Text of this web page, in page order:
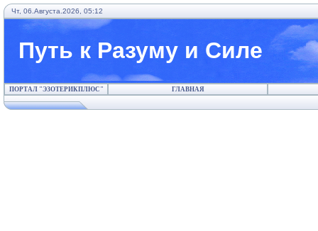
Чт, 06.Августа.2026, 05:12
Путь к Разуму и Силе
ПОРТАЛ "ЭЗОТЕРИКПЛЮС" ГЛАВНАЯ